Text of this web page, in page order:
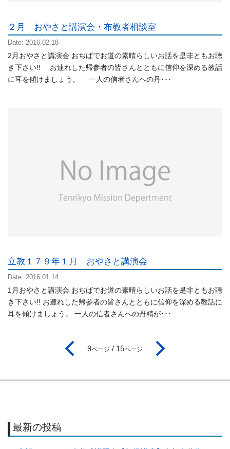
２月 おやさと講演会・布教者相談室
Date: 2016.02.18
2月おやさと講演会 おぢばでお道の素晴らしいお話を是非ともお聴
き下さい!! お連れした帰参者の皆さんとともに信仰を深める教話
に耳を傾けましょう。 一人の信者さんへの丹･･･
立教１７９年１月 おやさと講演会
Date: 2016.01.14
1月おやさと講演会 おぢばでお道の素晴らしいお話を是非ともお聴
き下さい!! お連れした帰参者の皆さんとともに信仰を深める教話に
耳を傾けましょう。 一人の信者さんへの丹精が･･･
9ページ / 15ページ
前へ
最新の投稿